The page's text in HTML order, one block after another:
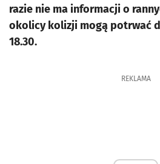
razie nie ma informacji o
okolicy kolizji mogą potrwać
18.30.
REKLAMA